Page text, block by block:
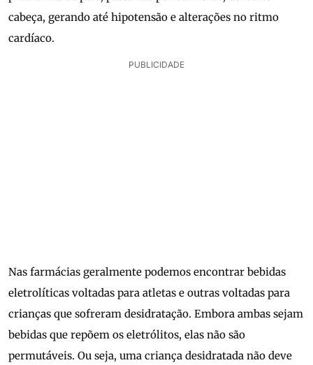
cabeça, gerando até hipotensão e alterações no ritmo
cardíaco.
PUBLICIDADE
Nas farmácias geralmente podemos encontrar bebidas
eletrolíticas voltadas para atletas e outras voltadas para
crianças que sofreram desidratação. Embora ambas sejam
bebidas que repõem os eletrólitos, elas não são
permutáveis. Ou seja, uma criança desidratada não deve